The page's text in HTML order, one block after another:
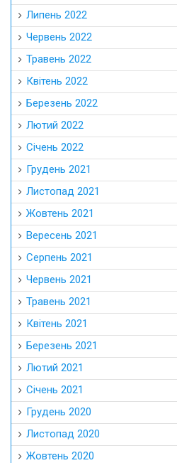
Липень 2022
Червень 2022
Травень 2022
Квітень 2022
Березень 2022
Лютий 2022
Січень 2022
Грудень 2021
Листопад 2021
Жовтень 2021
Вересень 2021
Серпень 2021
Червень 2021
Травень 2021
Квітень 2021
Березень 2021
Лютий 2021
Січень 2021
Грудень 2020
Листопад 2020
Жовтень 2020